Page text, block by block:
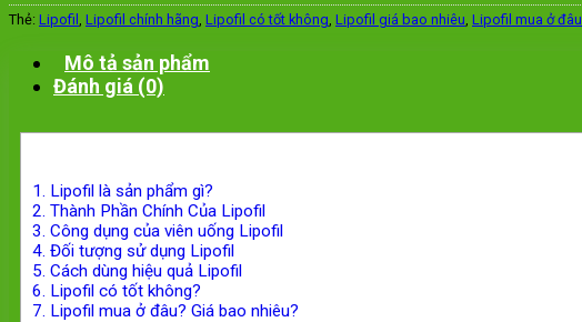
Thẻ: Lipofil Lipofil chính hãng Lipofil có tốt không Lipofil giá bao nhiêu Lipofil mua ở đâu
Mô tả sản phẩm
Đánh giá (0)
1. Lipofil là sản phẩm gì?
2. Thành Phần Chính Của Lipofil
3. Công dụng của viên uống Lipofil
4. Đối tượng sử dụng Lipofil
5. Cách dùng hiệu quả Lipofil
6. Lipofil có tốt không?
7. Lipofil mua ở đâu? Giá bao nhiêu?